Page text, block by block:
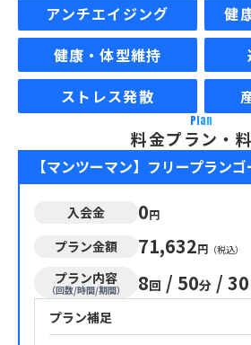
アンチエイジング
健
健康・体型維持
ストレス発散
Plan
料金プラン・
【マンツーマン】フリープラン
入会金 0円
プラン金額 71,632円 （税込）
プラン内容
（回数/時間/期間） 8回 / 50分 / 30
プラン補足